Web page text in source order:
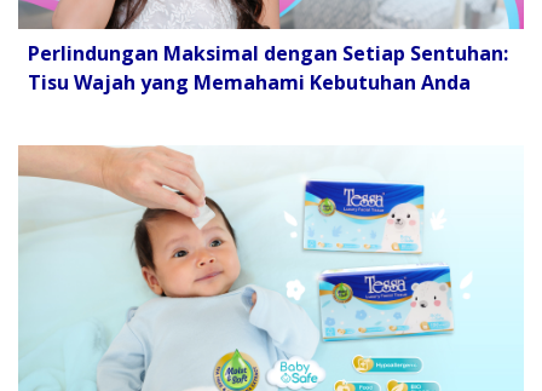
Perlindungan Maksimal dengan Setiap Sentuhan:
Tisu Wajah yang Memahami Kebutuhan Anda